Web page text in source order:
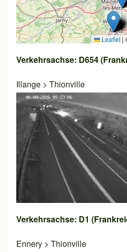
Leaflet |
Verkehrsachse: D654
Illange > Thionville
Verkehrsachse: D1
Ennery > Thionville